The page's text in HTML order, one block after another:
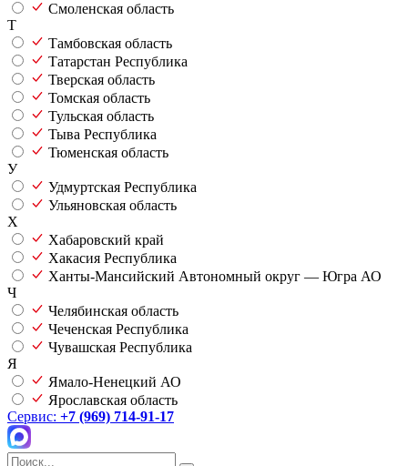
Смоленская область
Т
Тамбовская область
Татарстан Республика
Тверская область
Томская область
Тульская область
Тыва Республика
Тюменская область
У
Удмуртская Республика
Ульяновская область
Х
Хабаровский край
Хакасия Республика
Ханты-Мансийский Автономный округ — Югра АО
Ч
Челябинская область
Чеченская Республика
Чувашская Республика
Я
Ямало-Ненецкий АО
Ярославская область
Сервис: +7 (969) 714-91-17